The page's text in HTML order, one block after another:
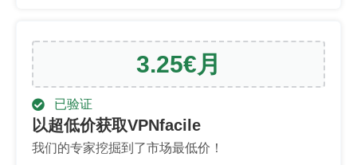
3.25€ 月
已验证
以超低价获取VPNfacile
我们的专家挖掘到了市场最低价！